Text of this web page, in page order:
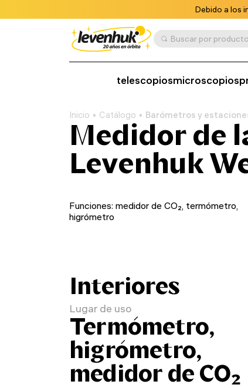
Debido a los
telescopiosmicroscopios
Inicio Catálogo Barómetros y
Medidor de
Levenhuk
Funciones: medidor de CO₂, termómetro,
higrómetro
Interiores
Lugar de uso
Termómetro,
higrómetro,
medidor de CO₂